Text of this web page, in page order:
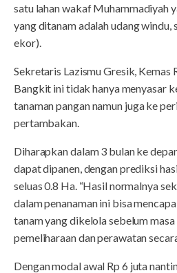
satu lahan wakaf Muhammadiyah
yang ditanam adalah udang windu,
ekor).
Sekretaris Lazismu Gresik, Kemas
Bangkit ini tidak hanya menyasar
tanaman pangan namun juga ke
pertambakan.
Diharapkan dalam 3 bulan ke
dapat dipanen, dengan prediksi
seluas 0.8 Ha. “Hasil normalnya
dalam penanaman ini bisa
tanam yang dikelola sebelum
pemeliharaan dan perawatan
Dengan modal awal Rp 6 juta